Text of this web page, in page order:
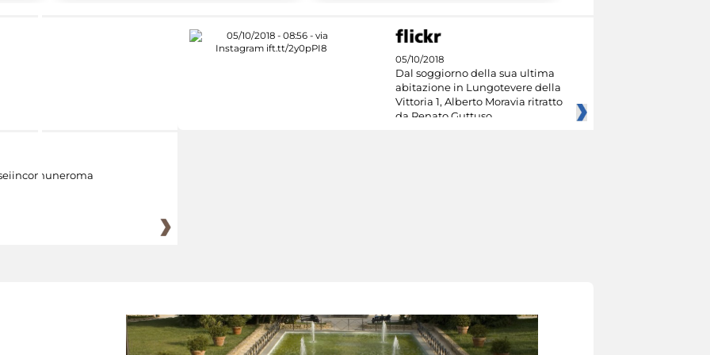
05/10/2018
Dal soggiorno della sua ultima
abitazione in Lungotevere della
Vittoria 1, Alberto Moravia ritratto
da Renato Guttuso